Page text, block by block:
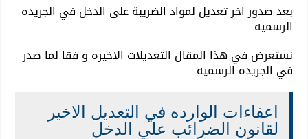
بعد صدور اخر تعديل لمواد الضريبة على الدخل في الجريده
الرسميه
نستعرض في هذا المقال التعديلات الاخيره و فقا لما صدر
في الجريده الرسميه
اعفاءات الوارده في التعديل الاخير
لقانون الضرائب علي الدخل